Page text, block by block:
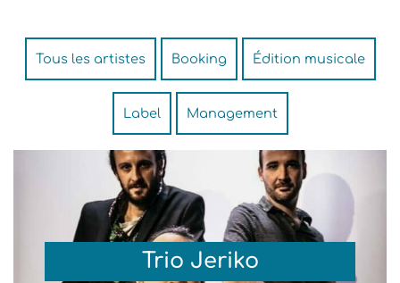
Tous les artistes Booking Édition musicale
Label Management
Trio Jeriko